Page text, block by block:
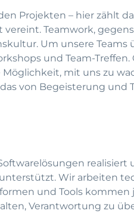
Projekten – hier zählt
vereint. Teamwork,
Um unsere Teams
und Team-
mit uns zu
von Begeisterung und
realisiert
Wir arbeiten
und Tools kommen
Verantwortung zu